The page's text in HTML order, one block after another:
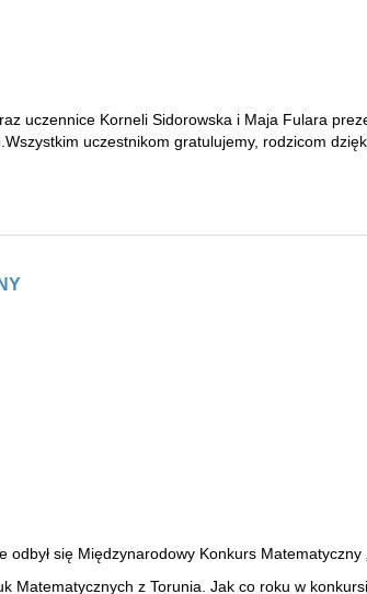
uczennice Korneli Sidorowska i Maja Fulara
uczestnikom gratulujemy, rodzicom
się Międzynarodowy Konkurs Matematyczny
z Torunia. Jak co roku w